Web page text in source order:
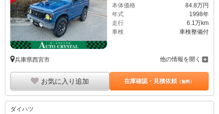
本体価格
84. 8万円
年式
1998年
走行
6.1万km
車検
車検整備付
兵庫県西宮市 他の情報を開く
お気に入り追加 在庫確認・見積依頼（無料）
ダイハツ